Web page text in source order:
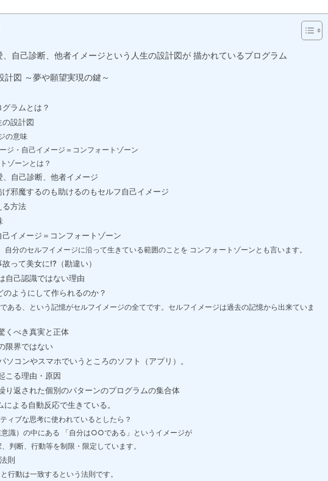
自己診断、他者イメージという人生の設計図が 描かれているプログラム
計図 ～夢や願望実現の鍵～
ラムとは？
の設計図
の意味
ジ・自己イメージ＝コンフォートゾーン
ゾーンとは？
、自己診断、他者イメージ
邪魔するのも助けるのもセルフ自己イメージ
る方法
イメージ＝コンフォートゾーン
自分のセルフイメージに沿って生きている範囲のことを コンフォートゾーンとも言います。
って美女に!?（勘違い）
自己認識ではない理由
のようにして作られるのか？
ある、という記憶がセルフイメージの全てです。セルフイメージは過去の記憶から出来ていま
くべき真実と正体
限界ではない
ソコンやスマホでいうところのソフト（アプリ）。
こる理由・原因
り返された個別のパターンのプログラムの集合体
よる自動反応で生きている。
ィブな思考に使われているとしたら？
識）の中にある 「自分は○○である」というイメージが
判断、行動等を制限・限定しています。
則
行動は一致するという法則です。